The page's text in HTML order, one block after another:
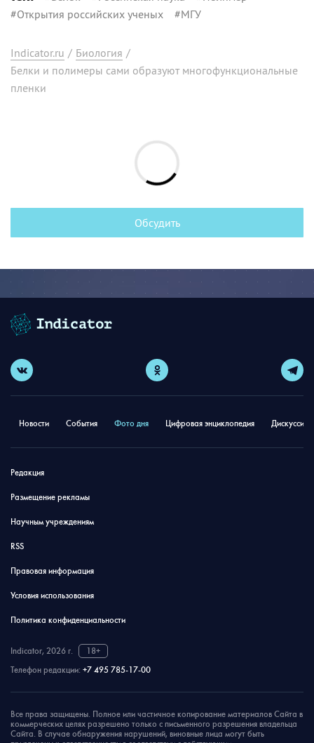
#Открытия российских ученых #МГУ
Indicator.ru / Биология /
Белки и полимеры сами образуют многофункциональные
пленки
Обсудить
Новости События Фото дня Цифровая энциклопедия
Редакция
Размещение рекламы
Научным учреждениям
RSS
Правовая информация
Условия использования
Политика конфиденциальности
Indicator, 2026 г.
18+
Телефон редакции: +7 495 785-17-00
Все права защищены. Полное или частичное копирование материалов Сайта в
коммерческих целях разрешено только с письменного разрешения владельца
Сайта. В случае обнаружения нарушений, виновные лица могут быть